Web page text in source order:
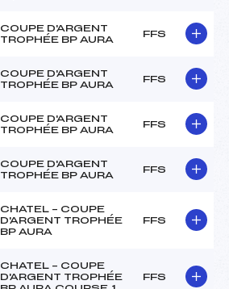
COUPE D'ARGENT
TROPHÉE BP AURA
FFS
COUPE D'ARGENT
TROPHÉE BP AURA
FFS
COUPE D'ARGENT
TROPHÉE BP AURA
FFS
COUPE D'ARGENT
TROPHÉE BP AURA
FFS
CHATEL – COUPE
D'ARGENT TROPHÉE
BP AURA
FFS
CHATEL – COUPE
D'ARGENT TROPHÉE
FFS